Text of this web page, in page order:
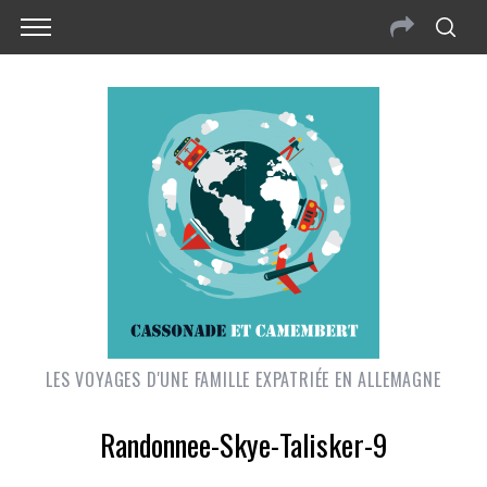
LES VOYAGES D'UNE FAMILLE EXPATRIÉE EN ALLEMAGNE
Randonnee-Skye-Talisker-9